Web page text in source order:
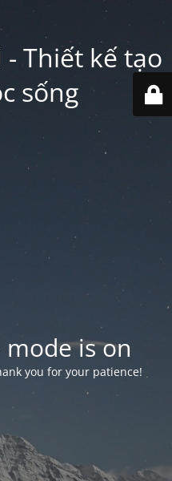
- Thiết kế tạo
sống
is on
you for your patience!